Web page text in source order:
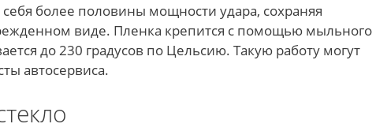
более половины мощности удара, сохраняя
виде. Пленка крепится с помощью мыльного
до 230 градусов по Цельсию. Такую работу могут
автосервиса.